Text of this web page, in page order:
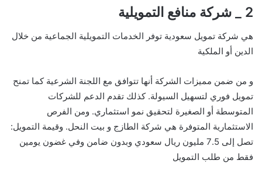
2 _ شركة منافع التمويلية
هي شركة تمويل سعودية توفر الخدمات التمويلية الجماعية من خلال
الدين أو الملكية
و من ضمن مميزات الشركة أنها تتوافق مع اللجنة الشرعية كما تمنح
تمويل فوري لتسهيل السيولة. كذلك تقدم الدعم للشركات
المتوسطة أو الصغيرة لتحقيق نمو استثماري. ومن الفرص
الاستثمارية المتوفرة هي شركة الطازج و بيت النحل. وقيمة التمويل:
تصل إلى 7.5 مليون ريال سعودي وبدون ضامن وفي غضون يومين
فقط من طلب التمويل